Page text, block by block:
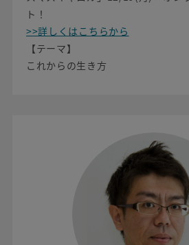
ト！
>>詳しくはこちらから
【テーマ】
これからの生き方